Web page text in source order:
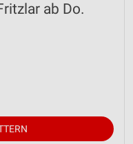
ab Do.